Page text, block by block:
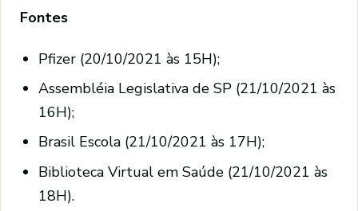
Fontes
Pfizer (20/10/2021 às 15H);
Assembléia Legislativa de SP (21/10/2021 às
16H);
Brasil Escola (21/10/2021 às 17H);
Biblioteca Virtual em Saúde (21/10/2021 às
18H).